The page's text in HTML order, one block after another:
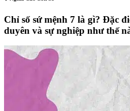
Chỉ số sứ mệnh 7 là gì? Đặc
duyên và sự nghiệp như thế